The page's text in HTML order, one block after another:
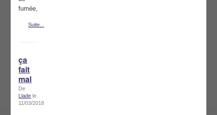
fumée,
Suite...
ça
fait
mal
De
Llade le
11/03/2018